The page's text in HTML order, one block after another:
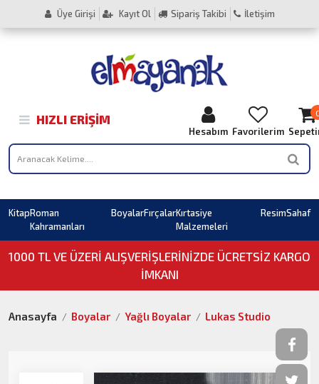
Üye Girişi Kayıt Ol Sipariş Takibi İletişim
HIZLI ERIŞIM
Hesabım Favorilerim
KitapRoman
Kahramanları
BoyalarFırçalarKırtasiye
Malzemeleri
ResimSahaf
1000 TL VE ÜZERI ALIŞVERIŞLERINIZDE ÜCRETSİZ KARGO
İMKANI
Anasayfa Boyalar Yağlı Boyalar Lukas Studio